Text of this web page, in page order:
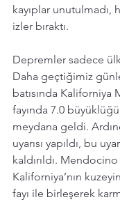
kayıplar unutulmadı,
izler bıraktı.
Depremler sadece
Daha geçtiğimiz
batısında Kaliforniya
fayında 7.0
meydana geldi.
uyarısı yapıldı, bu
kaldırıldı. Mendocino
Kaliforniya’nın
fayı ile birleşerek